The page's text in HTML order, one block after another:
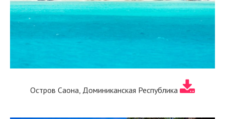
Остров Саона, Доминиканская Республика